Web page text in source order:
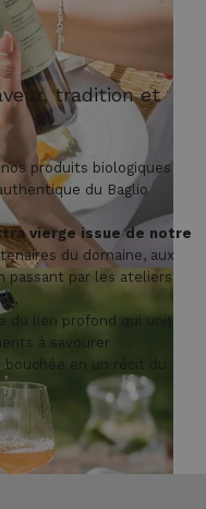
tradition et
produits biologiques
du Baglio
vierge issue de notre
du domaine, aux
passant par les ateliers
du lien profond qui unit
à savourer
en un récit du